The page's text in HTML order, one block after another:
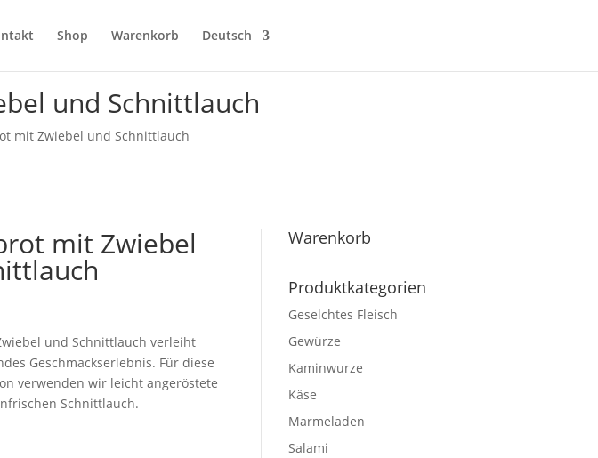
Shop Warenkorb Deutsch
und Schnittlauch
mit Zwiebel und Schnittlauch
mit Zwiebel
und Schnittlauch verleiht
Geschmackserlebnis. Für diese
verwenden wir leicht angeröstete
Schnittlauch.
Warenkorb
Produktkategorien
Geselchtes Fleisch
Gewürze
Kaminwurze
Käse
Marmeladen
Salami